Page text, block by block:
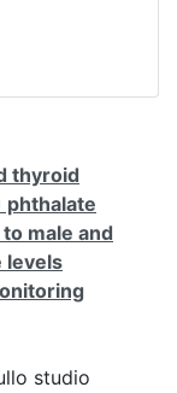
thyroid
male and
levels
studio